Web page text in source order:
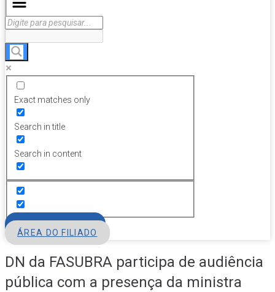
Exact matches only
Search in title
Search in content
ÁREA DO FILIADO
DN da FASUBRA participa de audiência
pública com a presença da ministra